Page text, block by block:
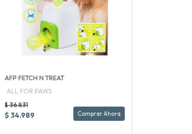
AFP FETCH N TREAT
ALL FOR PAWS
$ 36.831
$ 34.989 Comprar Ahora